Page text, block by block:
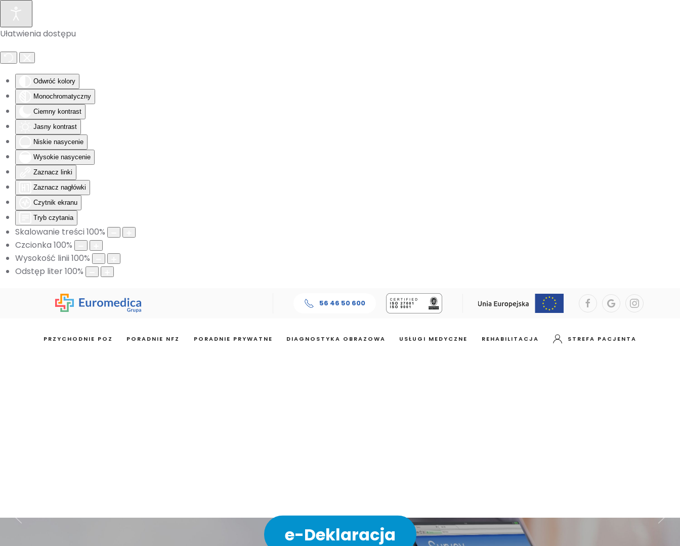
Ułatwienia dostępu
Odwróć kolory
Monochromatyczny
Ciemny kontrast
Jasny kontrast
Niskie nasycenie
Wysokie nasycenie
Zaznacz linki
Zaznacz nagłówki
Czytnik ekranu
Tryb czytania
Skalowanie treści 100%
Czcionka 100%
Wysokość linii 100%
Odstęp liter100%
Skip to main content
56 46 50 600
PRZYCHODNIE POZ PORADNIE NFZ PORADNIE PRYWATNE DIAGNOSTYKA OBRAZOWA USŁUGI MEDYCZNE REHABILITACJA STREFA PACJENTA
e-Deklaracja